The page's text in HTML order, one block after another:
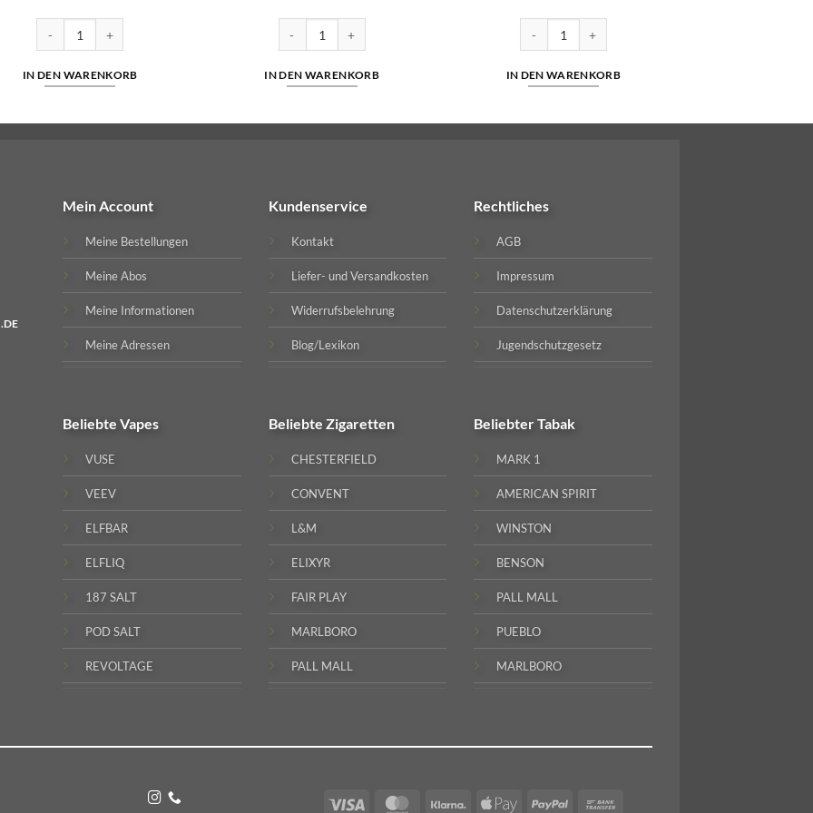
IN DEN WARENKORB IN DEN WARENKORB IN DEN WARENKORB
Mein Account
Meine Bestellungen
Meine Abos
Meine Informationen
Meine Adressen
Kundenservice
Kontakt
Liefer- und Versandkosten
Widerrufsbelehrung
Blog/Lexikon
Rechtliches
AGB
Impressum
Datenschutzerklärung
Jugendschutzgesetz
BeliebteVapes
VUSE
VEEV
ELFBAR
ELFLIQ
187 SALT
POD SALT
REVOLTAGE
Beliebte Zigaretten
CHESTERFIELD
CONVENT
L&M
ELIXYR
FAIR PLAY
MARLBORO
PALL MALL
BeliebterTabak
MARK 1
AMERICAN SPIRIT
WINSTON
BENSON
PALL MALL
PUEBLO
MARLBORO
Visa MasterCardKlarna Apple PayPal